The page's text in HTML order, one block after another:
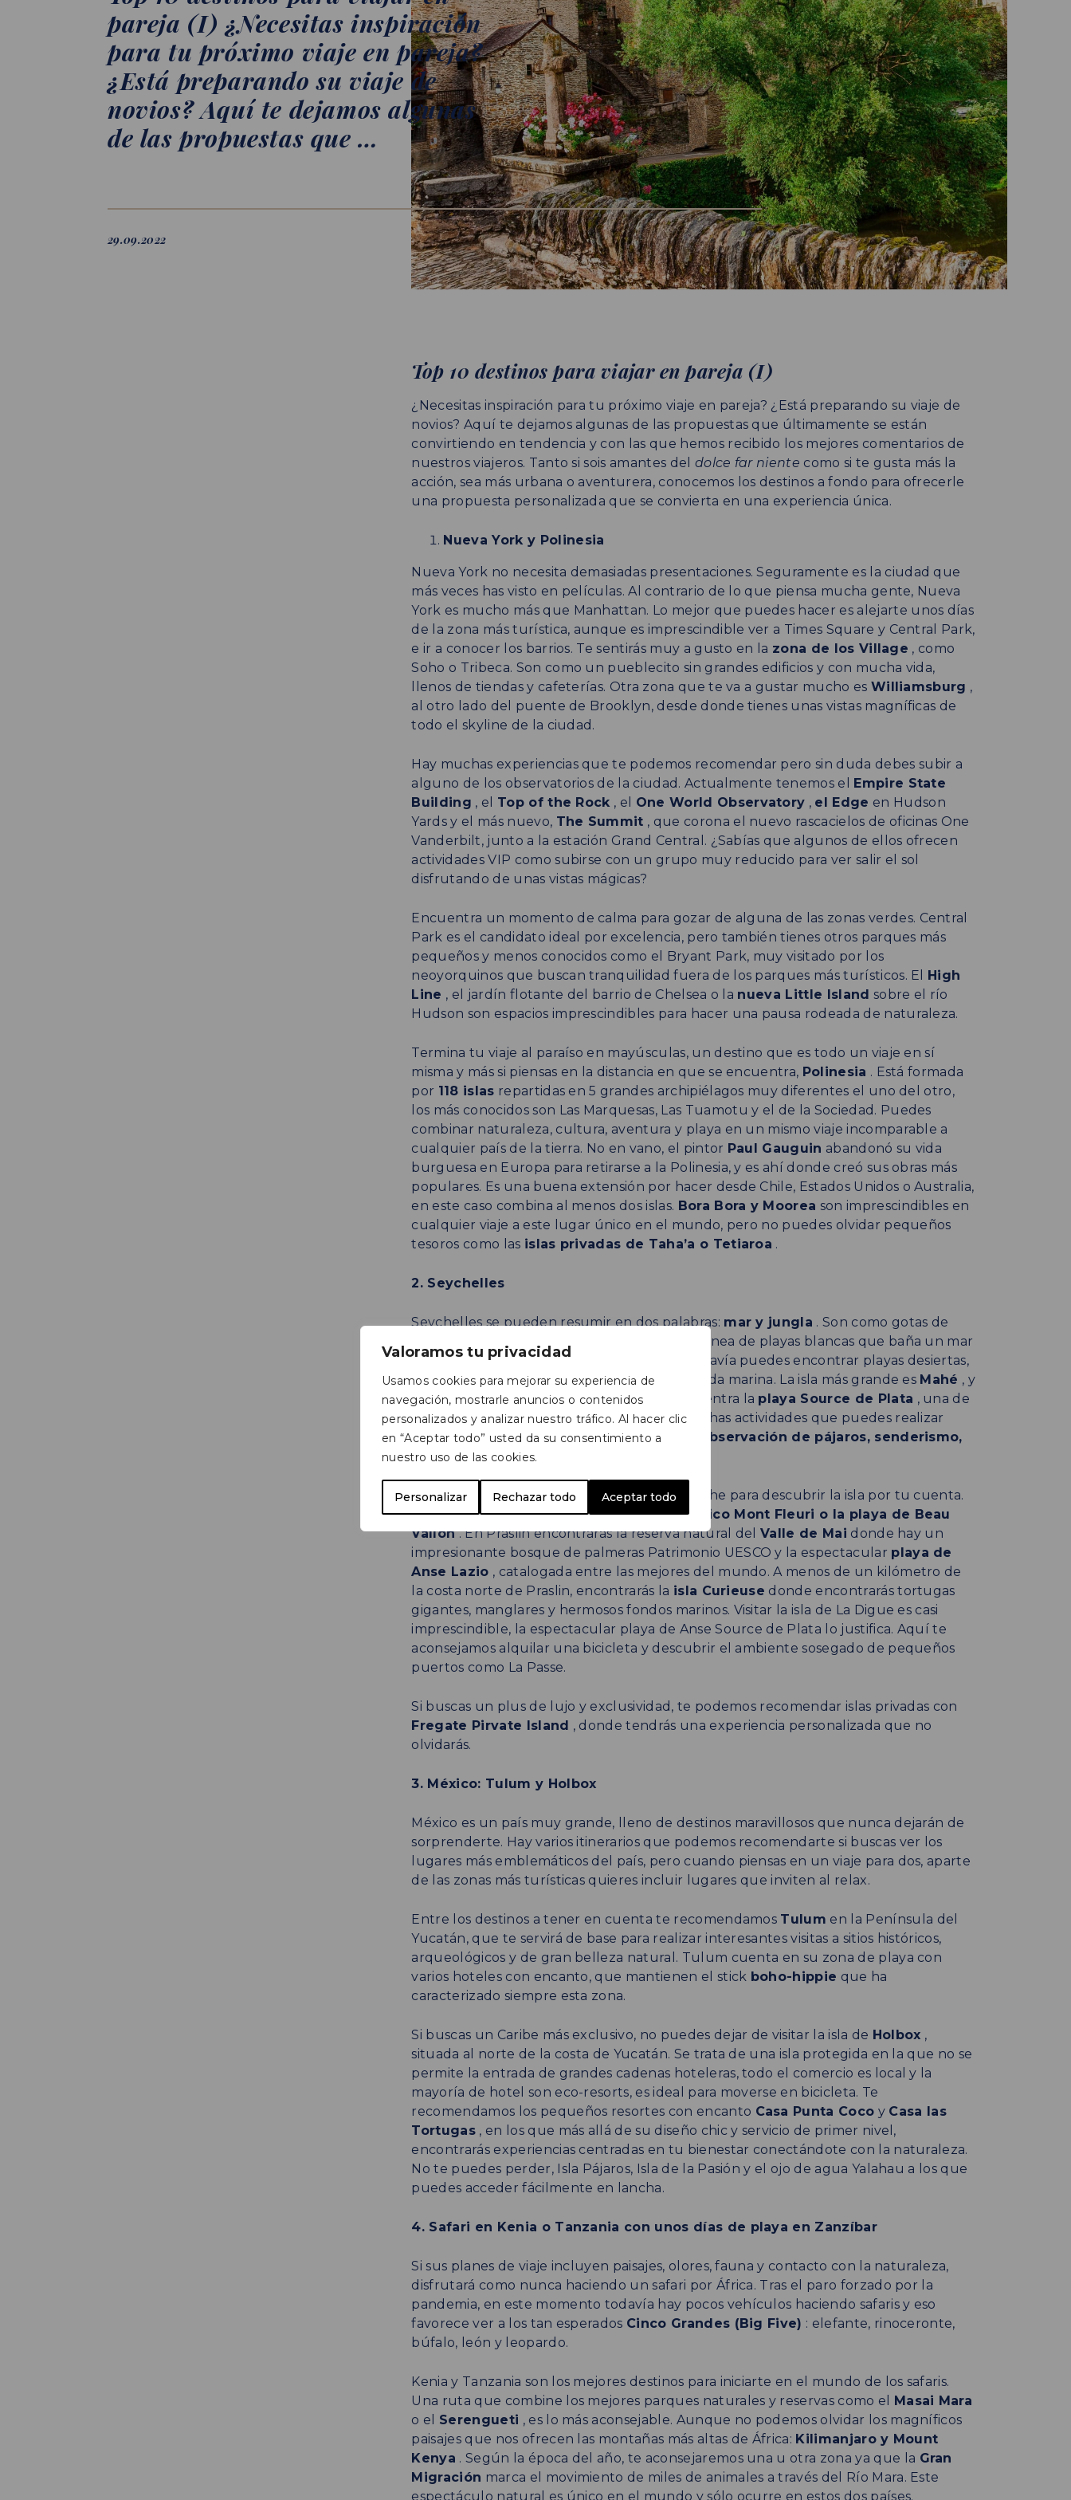
Valoramos tu privacidad
Usamos cookies para mejorar su experiencia de
navegación, mostrarle anuncios o contenidos
personalizados y analizar nuestro tráfico. Al hacer clic
en “Aceptar todo” usted da su consentimiento a
nuestro uso de las cookies.
Personalizar Rechazar todo Aceptar todo
pareja (I) ¿Necesitas inspiración
para tu próximo viaje en pareja?
¿Está preparando su viaje de
novios? Aquí te dejamos algunas
de las propuestas que …
29.09.2022
Top 10 destinos para viajar en pareja (I)
¿Necesitas inspiración para tu próximo viaje en pareja? ¿Está preparando su viaje de
novios? Aquí te dejamos algunas de las propuestas que últimamente se están
convirtiendo en tendencia y con las que hemos recibido los mejores comentarios de
nuestros viajeros. Tanto si sois amantes del dolce far niente como si te gusta más la
acción, sea más urbana o aventurera, conocemos los destinos a fondo para ofrecerle
una propuesta personalizada que se convierta en una experiencia única.
Nueva York y Polinesia
Nueva York no necesita demasiadas presentaciones. Seguramente es la ciudad que
más veces has visto en películas. Al contrario de lo que piensa mucha gente, Nueva
York es mucho más que Manhattan. Lo mejor que puedes hacer es alejarte unos días
de la zona más turística, aunque es imprescindible ver a Times Square y Central Park,
e ir a conocer los barrios. Te sentirás muy a gusto en la zona de los Village , como
Soho o Tribeca. Son como un pueblecito sin grandes edificios y con mucha vida,
llenos de tiendas y cafeterías. Otra zona que te va a gustar mucho es Williamsburg ,
al otro lado del puente de Brooklyn, desde donde tienes unas vistas magníficas de
todo el skyline de la ciudad.
Hay muchas experiencias que te podemos recomendar pero sin duda debes subir a
alguno de los observatorios de la ciudad. Actualmente tenemos el Empire State
Building , el Top of the Rock , el One World Observatory , el Edge en Hudson
Yards y el más nuevo, The Summit , que corona el nuevo rascacielos de oficinas One
Vanderbilt, junto a la estación Grand Central. ¿Sabías que algunos de ellos ofrecen
actividades VIP como subirse con un grupo muy reducido para ver salir el sol
disfrutando de unas vistas mágicas?
Encuentra un momento de calma para gozar de alguna de las zonas verdes. Central
Park es el candidato ideal por excelencia, pero también tienes otros parques más
pequeños y menos conocidos como el Bryant Park, muy visitado por los
neoyorquinos que buscan tranquilidad fuera de los parques más turísticos. El High
Line , el jardín flotante del barrio de Chelsea o la nueva Little Island sobre el río
Hudson son espacios imprescindibles para hacer una pausa rodeada de naturaleza.
Termina tu viaje al paraíso en mayúsculas, un destino que es todo un viaje en sí
misma y más si piensas en la distancia en que se encuentra, Polinesia . Está formada
por 118 islas repartidas en 5 grandes archipiélagos muy diferentes el uno del otro,
los más conocidos son Las Marquesas, Las Tuamotu y el de la Sociedad. Puedes
combinar naturaleza, cultura, aventura y playa en un mismo viaje incomparable a
cualquier país de la tierra. No en vano, el pintor Paul Gauguin abandonó su vida
burguesa en Europa para retirarse a la Polinesia, y es ahí donde creó sus obras más
populares. Es una buena extensión por hacer desde Chile, Estados Unidos o Australia,
en este caso combina al menos dos islas. Bora Bora y Moorea son imprescindibles en
cualquier viaje a este lugar único en el mundo, pero no puedes olvidar pequeños
tesoros como las islas privadas de Taha’a o Tetiaroa .
2. Seychelles
Seychelles se pueden resumir en dos palabras: mar y jungla . Son como gotas de
vegetación exuberante, ribeteadas por una línea de playas blancas que baña un mar
azul turquesa. Un paraíso tropical donde todavía puedes encontrar playas desiertas,
donde hacer snorkel y disfrutar de toda su vida marina. La isla más grande es Mahé , y
la siguenPraslinyla Digue, donde se encuentra la playa Source de Plata , una de
las más fotografiadas de Seychelles. Hay muchas actividades que puedes realizar
para disfrutar de la naturaleza exuberante:
observación de pájaros, senderismo,
buceo, surf y windsurf
En Mahé te aconsejamos que alquiles un coche para descubrir la isla por tu cuenta.
Hay paradas obligadas como elJardín Botánico Mont Fleuri o la playa de Beau
Vallon. En Praslin encontrarás la reserva natural delValle de Mai donde hay un
impresionante bosque de palmeras Patrimonio UESCO y la espectacular playa de
Anse Lazio , catalogada entre las mejores del mundo. A menos de un kilómetro de
la costa norte de Praslin, encontrarás la isla Curieuse donde encontrarás tortugas
gigantes, manglares y hermosos fondos marinos. Visitar la isla de La Digue es casi
imprescindible, la espectacular playa de Anse Source de Plata lo justifica. Aquí te
aconsejamos alquilar una bicicleta y descubrir el ambiente sosegado de pequeños
puertos como La Passe.
Si buscas un plus de lujo y exclusividad, te podemos recomendar islas privadas con
Fregate Pirvate Island , donde tendrás una experiencia personalizada que no
olvidarás.
3. México: Tulum y Holbox
México es un país muy grande, lleno de destinos maravillosos que nunca dejarán de
sorprenderte. Hay varios itinerarios que podemos recomendarte si buscas ver los
lugares más emblemáticos del país, pero cuando piensas en un viaje para dos, aparte
de las zonas más turísticas quieres incluir lugares que inviten al relax.
Entre los destinos a tener en cuenta te recomendamos Tulum en la Península del
Yucatán, que te servirá de base para realizar interesantes visitas a sitios históricos,
arqueológicos y de gran belleza natural. Tulum cuenta en su zona de playa con
varios hoteles con encanto, que mantienen el stick boho-hippie que ha
caracterizado siempre esta zona.
Si buscas un Caribe más exclusivo, no puedes dejar de visitar la isla de Holbox ,
situada al norte de la costa de Yucatán. Se trata de una isla protegida en la que no se
permite la entrada de grandes cadenas hoteleras, todo el comercio es local y la
mayoría de hotel son eco-resorts, es ideal para moverse en bicicleta. Te
recomendamos los pequeños resortes con encanto Casa Punta Coco y Casa las
Tortugas , en los que más allá de su diseño chic y servicio de primer nivel,
encontrarás experiencias centradas en tu bienestar conectándote con la naturaleza.
No te puedes perder, Isla Pájaros, Isla de la Pasión y el ojo de agua Yalahau a los que
puedes acceder fácilmente en lancha.
4. Safari en Kenia o Tanzania con unos días de playa en Zanzíbar
Si sus planes de viaje incluyen paisajes, olores, fauna y contacto con la naturaleza,
disfrutará como nunca haciendo un safari por África. Tras el paro forzado por la
pandemia, en este momento todavía hay pocos vehículos haciendo safaris y eso
favorece ver a los tan esperados Cinco Grandes (Big Five) : elefante, rinoceronte,
búfalo, león y leopardo.
Kenia y Tanzania son los mejores destinos para iniciarte en el mundo de los safaris.
Una ruta que combine los mejores parques naturales y reservas como el Masai Mara
o el Serengueti , es lo más aconsejable. Aunque no podemos olvidar los magníficos
paisajes que nos ofrecen las montañas más altas de África: Kilimanjaro y Mount
Kenya . Según la época del año, te aconsejaremos una u otra zona ya que la Gran
Migración marca el movimiento de miles de animales a través del Río Mara. Este
espectáculo natural es único en el mundo y sólo ocurre en estos dos países.